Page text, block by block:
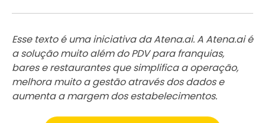
Esse texto é uma iniciativa da Atena.ai. A Atena.ai é
a solução muito além do PDV para franquias,
bares e restaurantes que simplifica a operação,
melhora muito a gestão através dos dados e
aumenta a margem dos estabelecimentos.